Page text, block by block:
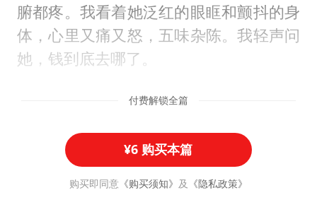
腑都疼。我看着她泛红的眼眶和颤抖的身
体，心里又痛又怒，五味杂陈。我轻声问
她，钱到底去哪了。
付费解锁全篇
¥6 购买本篇
购买即同意 《购买须知》 及 《隐私政策》